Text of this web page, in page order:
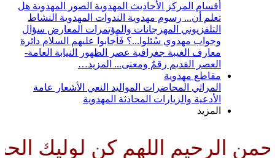
أقسام المركز
الأحاديث المهدوية الصور المهدوية هل
تعلم أن... رسوم مهدوية الندوات المهدوية النشاط
التلفزيوني المهرجانات والمؤتمرات المعارض سؤال
وجواب مهدوي سُئلوا...؟ فَأجابوا عليهم السلام دائرة
معارف الغيبة جغرافية عصر الظهور
النيابة العامة-
العصر القديم رقمٌ ومعنى... المزيد…
مقاطع مهدوية
المراثي المحاضرات المواليد النعي الأشعار
عامة
الأدعية والزيارات المحادثة المهدوية
المزيد
الرحيم اللهم كن لوليك